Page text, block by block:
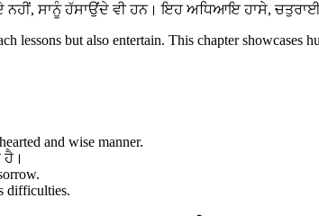
ਨਹੀਂ, ਸਾਨੂੰ ਹੱਸਾਉਂਦੇ ਵੀ ਹਨ। ਇਹ ਅਧਿਆਇ ਹਾਸੇ,
lessons but also entertain. This chapter showcases
and wise manner.
ਹੈ।
difficulties.